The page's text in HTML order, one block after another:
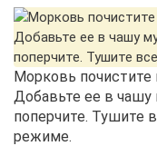
Морковь почистите
Добавьте ее в чашу
поперчите. Тушите
режиме.